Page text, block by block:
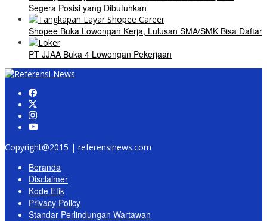
Segera Posisi yang Dibutuhkan
Shopee Buka Lowongan Kerja, Lulusan SMA/SMK Bisa Daftar
PT JJAA Buka 4 Lowongan Pekerjaan
Copyright@2015 | referensinews.com
Beranda
Disclaimer
Kode Etik
Privacy Policy
Standar Perlindungan Wartawan